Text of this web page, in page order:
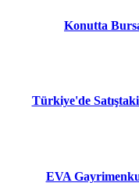
Konutta
Türkiye'de
EVA